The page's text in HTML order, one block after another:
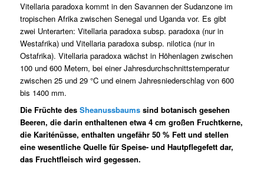
Vitellaria paradoxa kommt in den Savannen der Sudanzone im
tropischen Afrika zwischen Senegal und Uganda vor. Es gibt
zwei Unterarten: Vitellaria paradoxa subsp. paradoxa (nur in
Westafrika) und Vitellaria paradoxa subsp. nilotica (nur in
Ostafrika). Vitellaria paradoxa wächst in Höhenlagen zwischen
100 und 600 Metern, bei einer Jahresdurchschnittstemperatur
zwischen 25 und 29 °C und einem Jahresniederschlag von 600
bis 1400 mm.
Die Früchte desSheanussbaumssind botanisch gesehen
Beeren, die darin enthaltenen etwa 4 cm großen Fruchtkerne,
die Kariténüsse, enthalten ungefähr 50 % Fett und stellen
eine wesentliche Quelle für Speise- und Hautpflegefett dar,
das Fruchtfleisch wird gegessen.